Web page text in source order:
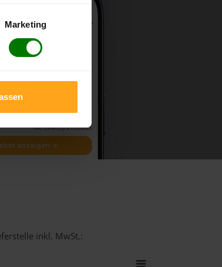
Marketing
inkl. MwSt.: